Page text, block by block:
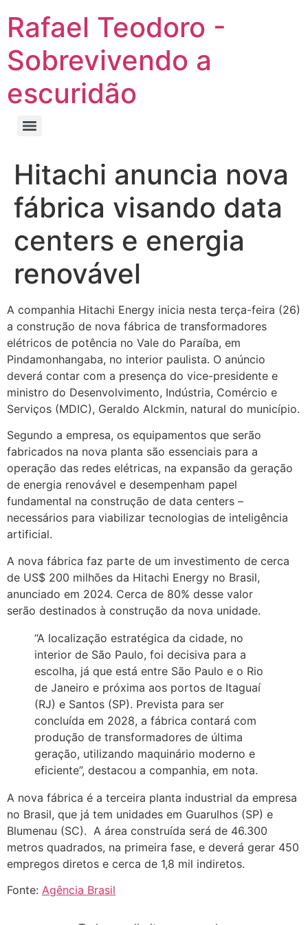
Rafael Teodoro -
Sobrevivendo a
escuridão
Hitachi anuncia nova
fábrica visando data
centers e energia
renovável
A companhia Hitachi Energy inicia nesta terça-feira (26)
a construção de nova fábrica de transformadores
elétricos de potência no Vale do Paraíba, em
Pindamonhangaba, no interior paulista. O anúncio
deverá contar com a presença do vice-presidente e
ministro do Desenvolvimento, Indústria, Comércio e
Serviços (MDIC), Geraldo Alckmin, natural do município.
Segundo a empresa, os equipamentos que serão
fabricados na nova planta são essenciais para a
operação das redes elétricas, na expansão da geração
de energia renovável e desempenham papel
fundamental na construção de data centers –
necessários para viabilizar tecnologias de inteligência
artificial.
A nova fábrica faz parte de um investimento de cerca
de US$ 200 milhões da Hitachi Energy no Brasil,
anunciado em 2024. Cerca de 80% desse valor
serão destinados à construção da nova unidade.
“A localização estratégica da cidade, no
interior de São Paulo, foi decisiva para a
escolha, já que está entre São Paulo e o Rio
de Janeiro e próxima aos portos de Itaguaí
(RJ) e Santos (SP). Prevista para ser
concluída em 2028, a fábrica contará com
produção de transformadores de última
geração, utilizando maquinário moderno e
eficiente”, destacou a companhia, em nota.
A nova fábrica é a terceira planta industrial da empresa
no Brasil, que já tem unidades em Guarulhos (SP) e
Blumenau (SC). A área construída será de 46.300
metros quadrados, na primeira fase, e deverá gerar 450
empregos diretos e cerca de 1,8 mil indiretos.
Fonte: Agência Brasil